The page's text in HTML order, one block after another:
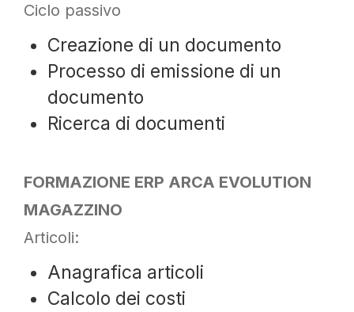
Ciclo passivo
Creazione di un documento
Processo di emissione di un
documento
Ricerca di documenti
FORMAZIONE ERP ARCA EVOLUTION
MAGAZZINO
Articoli:
Anagrafica articoli
Calcolo dei costi